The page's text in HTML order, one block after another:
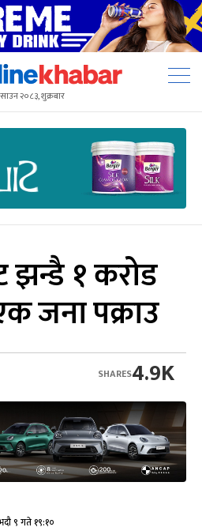
२०८३, शुक्रबार
झन्डै १ करोड
जना पक्राउ
4.9K
SHARES
९ गते १९:१०